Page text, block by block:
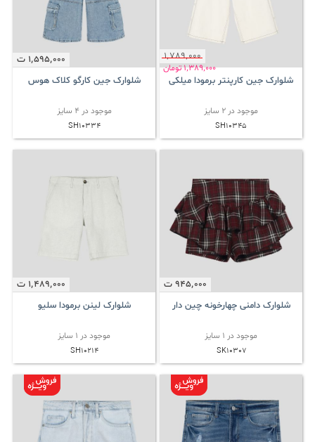
1٬789٬000
1٬389٬000تومان
شلوارک جین کارپنتر برمودا میلکی
موجود در 2 سایز
SH10345
1٬595٬000 ت
شلوارک جین کارگو کلاک هوس
موجود در 4 سایز
SH10334
945٬000 ت
شلوارک دامنی چهارخونه چین دار
موجود در 1 سایز
SK10307
1٬489٬000 ت
شلوارک لینن برمودا سلیو
موجود در 1 سایز
SH10214